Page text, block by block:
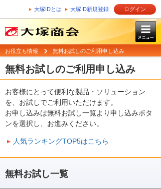
大塚IDとは 大塚ID新規登録 ログイン
お役立ち情報 無料お試しのご利用申し込み
無料お試しのご利用申し込み
お客様にとって便利な製品・ソリューション
を、お試しでご利用いただけます。
お申し込みは無料お試し一覧より申し込みボタ
ンを選択し、お進みください。
人気ランキングTOP5はこちら
無料お試し一覧